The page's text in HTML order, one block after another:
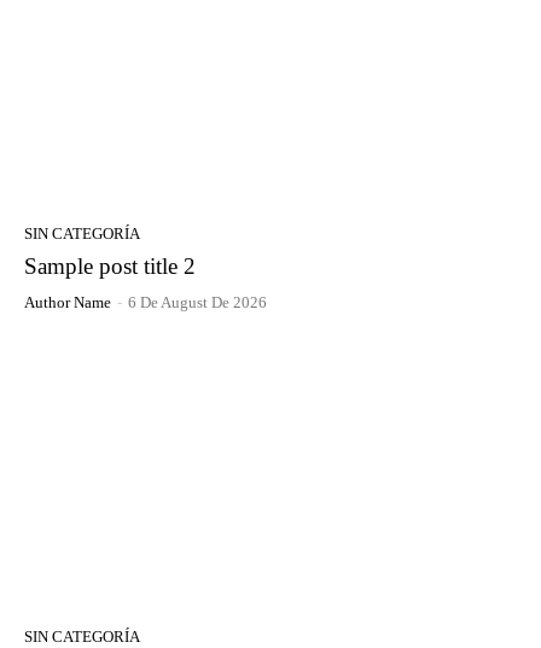
SIN CATEGORÍA
Sample post title 2
Author Name - 6 De August De 2026
SIN CATEGORÍA